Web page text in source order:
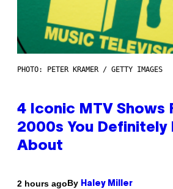
PHOTO: PETER KRAMER / GETTY IMAGES
4 Iconic MTV Shows
2000s You Definitely
About
2 hours agoBy Haley Miller